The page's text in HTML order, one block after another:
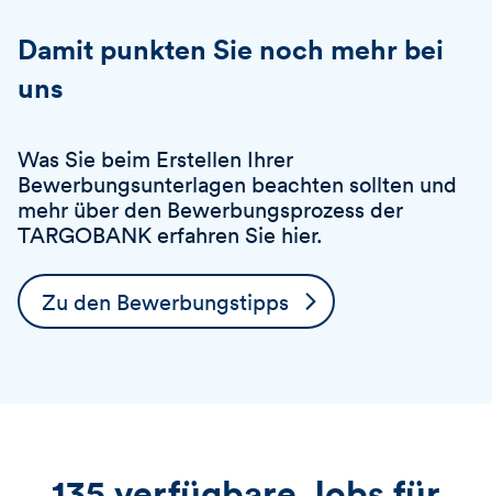
Damit punkten Sie noch mehr bei
uns
Was Sie beim Erstellen Ihrer
Bewerbungsunterlagen beachten sollten und
mehr über den Bewerbungsprozess der
TARGOBANKerfahren Sie hier.
Zu den Bewerbungstipps